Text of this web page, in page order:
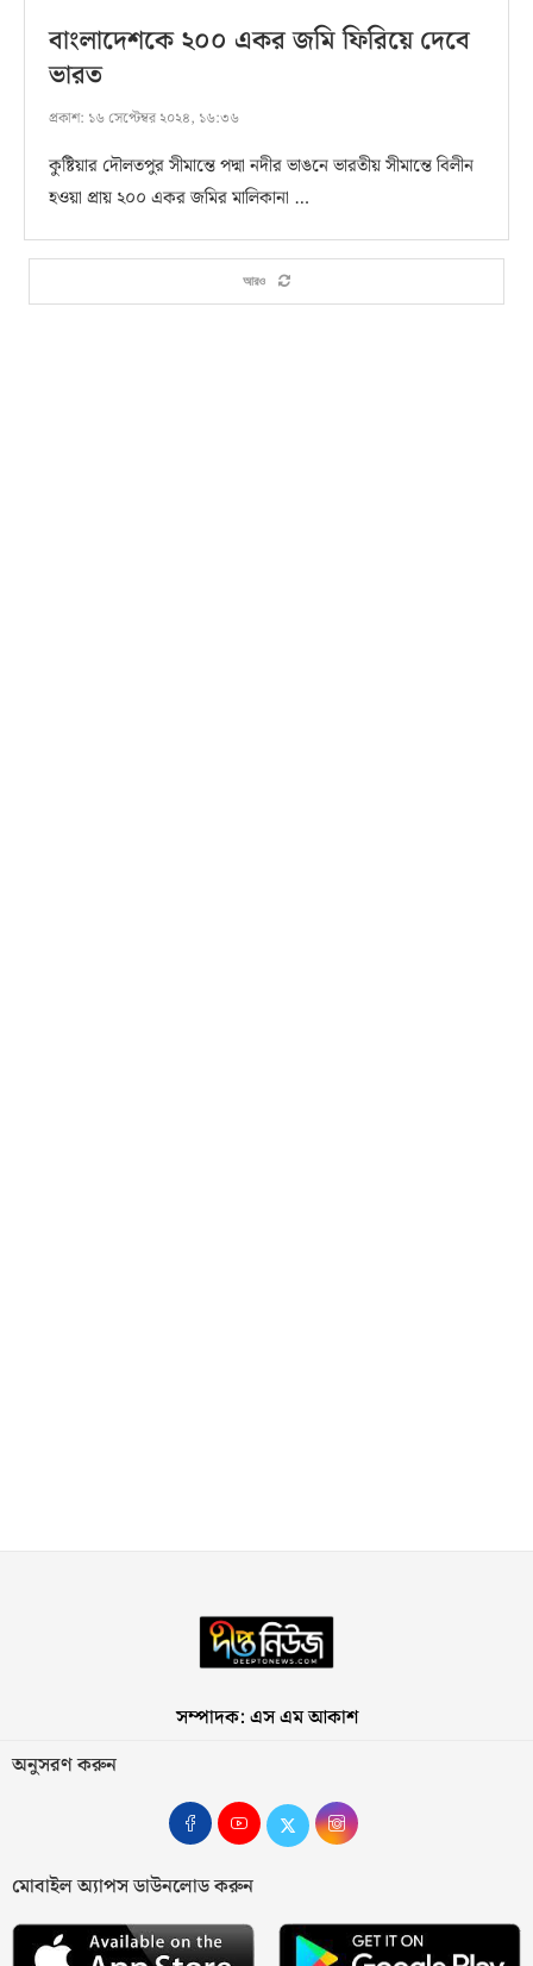
বাংলাদেশকে ২০০ একর জমি ফিরিয়ে দেবে
ভারত
প্রকাশ: ১৬ সেপ্টেম্বর ২০২৪, ১৬:৩৬
কুষ্টিয়ার দৌলতপুর সীমান্তে পদ্মা নদীর ভাঙনে ভারতীয় সীমান্তে বিলীন
হওয়া প্রায় ২০০ একর জমির মালিকানা …
আরও
সম্পাদক: এস এম আকাশ
অনুসরণ করুন
মোবাইল অ্যাপস ডাউনলোড করুন